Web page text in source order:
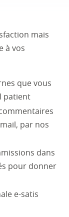
mais
à vos
que vous
patient
par nos
dans
pour donner
e-satis